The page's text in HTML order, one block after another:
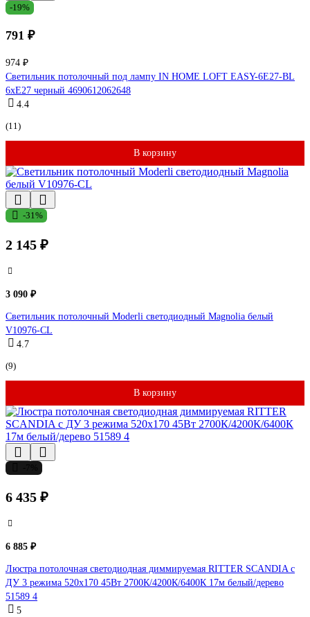
-19%
791 ₽
974 ₽
Светильник потолочный под лампу IN HOME LOFT EASY-6E27-BL
6хЕ27 черный 4690612062648
4.4
(11)
В корзину
-31%
2 145 ₽
3 090 ₽
Светильник потолочный Moderli светодиодный Magnolia белый
V10976-CL
4.7
(9)
В корзину
6 435 ₽
6 885 ₽
Люстра потолочная светодиодная диммируемая RITTER SCANDIA с
ДУ 3 режима 520x170 45Вт 2700К/4200К/6400К 17м белый/дерево
51589 4
5